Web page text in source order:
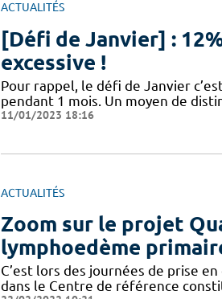
ACTUALITÉS
[Défi de Janvier] :
excessive !
Pour rappel, le défi de Janvier
pendant 1 mois. Un moyen de
11/01/2023 18:16
ACTUALITÉS
Zoom sur le projet
lymphoedème
C’est lors des journées de prise
dans le Centre de référence